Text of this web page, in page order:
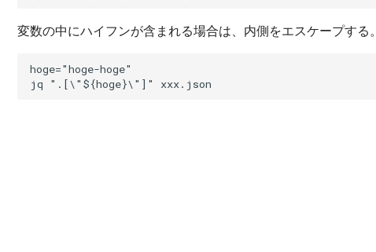
変数の中にハイフンが含まれる場合は、内側をエスケープする。
hoge="hoge-hoge"